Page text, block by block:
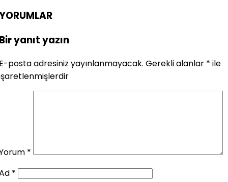
yanıt yazın
posta adresiniz yayınlanmayacak. Gerekli alanlar * ile
*
*